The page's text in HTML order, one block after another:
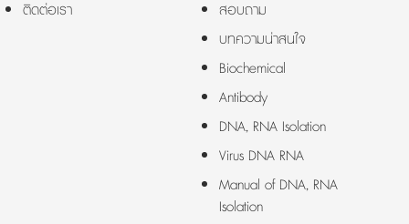
ติดต่อเรา
สอบถาม
บทความน่าสนใจ
Biochemical
Antibody
DNA, RNA Isolation
Virus DNA RNA
Manual of DNA, RNA
Isolation